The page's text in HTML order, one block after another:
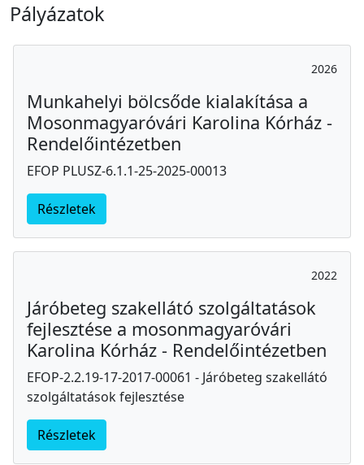
Pályázatok
2026
Munkahelyi bölcsőde kialakítása a
Mosonmagyaróvári Karolina Kórház -
Rendelőintézetben
EFOP PLUSZ-6.1.1-25-2025-00013
Részletek
2022
Járóbeteg szakellátó szolgáltatások
fejlesztése a mosonmagyaróvári
Karolina Kórház - Rendelőintézetben
EFOP-2.2.19-17-2017-00061 - Járóbeteg szakellátó
szolgáltatások fejlesztése
Részletek